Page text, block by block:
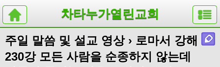
차타누가열린교회
주일 말씀 및 설교 영상› 로마서 강해
230강 모든 사람을 순종하지 않는데